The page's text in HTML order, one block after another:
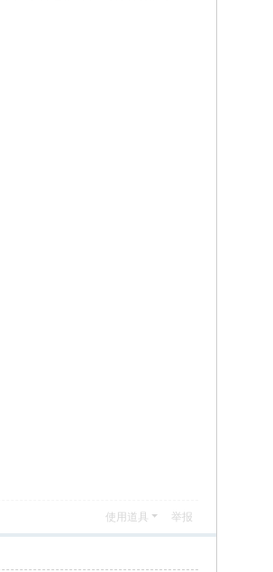
使用道具 举报